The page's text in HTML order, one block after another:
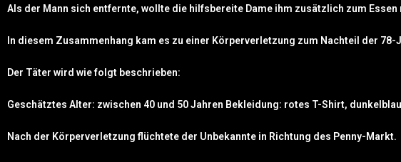
Als der Mann sich entfernte, wollte die hilfsbereite Dame ihm zusätzlich zum Essen
In diesem Zusammenhang kam es zu einer Körperverletzung zum Nachteil der 78-
Der Täter wird wie folgt beschrieben:
Geschätztes Alter: zwischen 40 und 50 Jahren Bekleidung: rotes T-Shirt,
Nach der Körperverletzung flüchtete der Unbekannte in Richtung des Penny-Markt.